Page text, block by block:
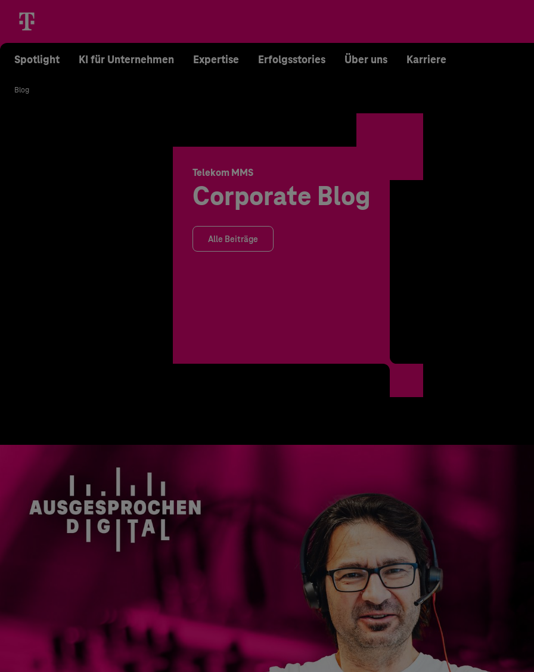
Spotlight KI für Unternehmen Expertise Erfolgsstories Über uns Karriere
Blog
Telekom MMS
Corporate Blog
Alle Beiträge